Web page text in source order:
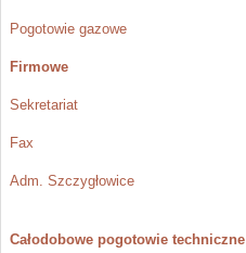
Pogotowie gazowe
Firmowe
Sekretariat
Fax
Adm. Szczygłowice
Całodobowe pogotowie techniczne